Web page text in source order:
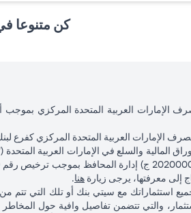
كن متنوعا
الإمارات العربية المتحدة المركزي كفرع
إلى معرفتها، يرجى زيارة هنا.
استثماراتك مع سيتي بنك أو تلك التي
والتي تتضمن تفاصيل وافية حول